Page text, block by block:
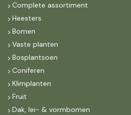
Complete assortiment
Heesters
Bomen
Vaste planten
Bosplantsoen
Coniferen
Klimplanten
Fruit
Dak, lei- & vormbomen